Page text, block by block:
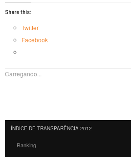
Share this:
Twitter
Facebook
Carregando...
ÍNDICE DE TRANSPARÊNCIA 2012
Ranking